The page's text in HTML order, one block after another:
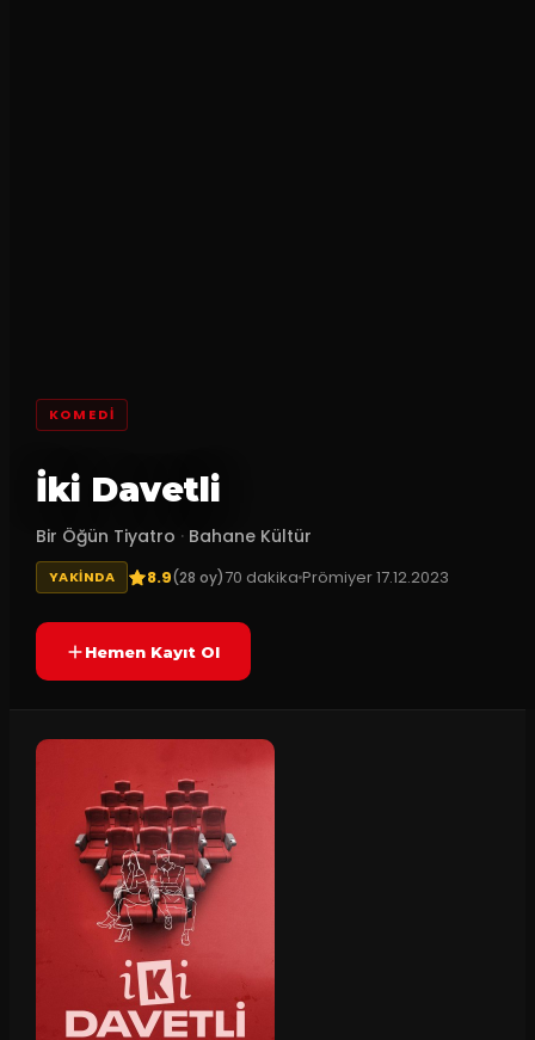
KOMEDI
İki Davetli
Bir Öğün Tiyatro · Bahane Kültür
YAKINDA 8.9(28 oy)70 dakikaPrömiyer17.12.2023
Hemen Kayıt Ol